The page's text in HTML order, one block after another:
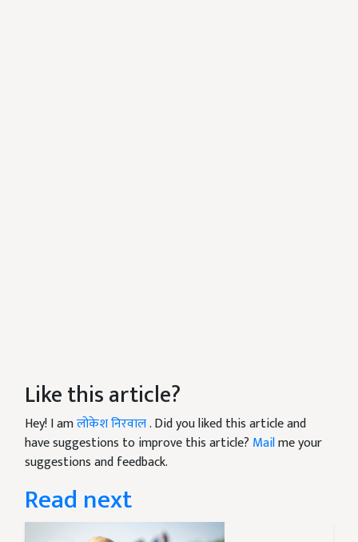
Like this article?
Hey! I amलोकेश निरवाल. Did you liked this article and
have suggestions to improve this article? Mailme your
suggestions and feedback.
Read next